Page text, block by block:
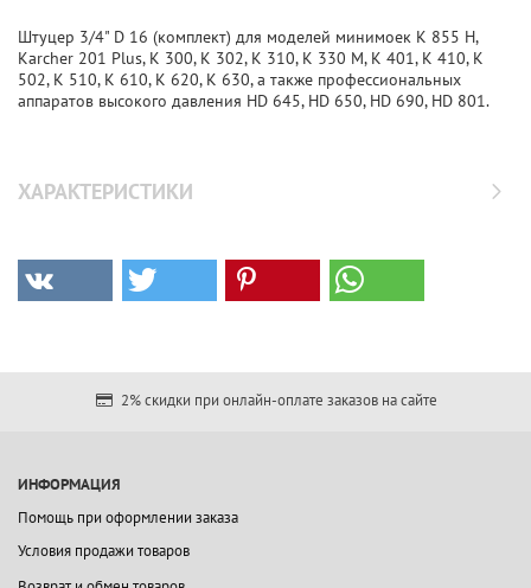
Штуцер 3/4" D 16 (комплект) для моделей минимоек K 855 H,
Karcher 201 Plus, K 300, K 302, K 310, K 330 M, K 401, K 410, K
502, K 510, K 610, K 620, K 630, а также профессиональных
аппаратов высокого давления HD 645, HD 650, HD 690, HD 801.
ХАРАКТЕРИСТИКИ
2% скидки при онлайн-оплате заказов на сайте
ИНФОРМАЦИЯ
Помощь при оформлении заказа
Условия продажи товаров